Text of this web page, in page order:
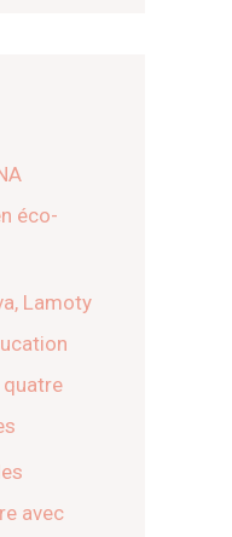
éco-
Lamoty
quatre
avec